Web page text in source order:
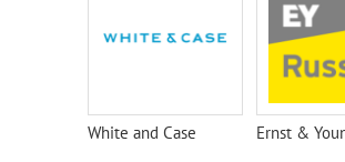
White and Case Ernst &